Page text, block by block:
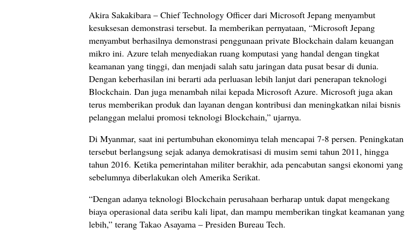
Akira Sakakibara – Chief Technology Officer dari Microsoft Jepang menyambut
kesuksesan demonstrasi tersebut. Ia memberikan pernyataan, “Microsoft Jepang
menyambut berhasilnya demonstrasi penggunaan private Blockchain dalam keuangan
mikro ini. Azure telah menyediakan ruang komputasi yang handal dengan tingkat
keamanan yang tinggi, dan menjadi salah satu jaringan data pusat besar di dunia.
Dengan keberhasilan ini berarti ada perluasan lebih lanjut dari penerapan teknologi
Blockchain. Dan juga menambah nilai kepada Microsoft Azure. Microsoft juga akan
terus memberikan produk dan layanan dengan kontribusi dan meningkatkan nilai bisnis
pelanggan melalui promosi teknologi Blockchain,” ujarnya.
Di Myanmar, saat ini pertumbuhan ekonominya telah mencapai 7-8 persen. Peningkatan
tersebut berlangsung sejak adanya demokratisasi di musim semi tahun 2011, hingga
tahun 2016. Ketika pemerintahan militer berakhir, ada pencabutan sangsi ekonomi yang
sebelumnya diberlakukan oleh Amerika Serikat.
“Dengan adanya teknologi Blockchain perusahaan berharap untuk dapat mengekang
biaya operasional data seribu kali lipat, dan mampu memberikan tingkat keamanan yang
lebih,” terang Takao Asayama – Presiden Bureau Tech.